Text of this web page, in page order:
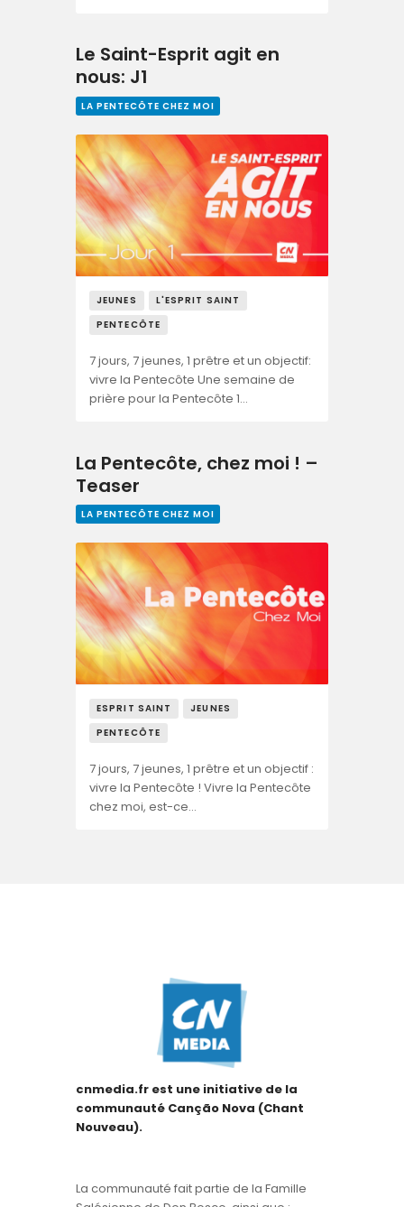
Le Saint-Esprit agit en
nous: J1
LA PENTECÔTE CHEZ MOI
JEUNES
L'ESPRIT SAINT
PENTECÔTE
7 jours, 7 jeunes, 1 prêtre et un objectif:
vivre la Pentecôte Une semaine de
prière pour la Pentecôte 1…
La Pentecôte, chez moi ! –
Teaser
LA PENTECÔTE CHEZ MOI
ESPRIT SAINT
JEUNES
PENTECÔTE
7 jours, 7 jeunes, 1 prêtre et un objectif :
vivre la Pentecôte ! Vivre la Pentecôte
chez moi, est-ce…
cnmedia.fr est une initiative de la
communauté Canção Nova (Chant
Nouveau).
La communauté fait partie de la Famille